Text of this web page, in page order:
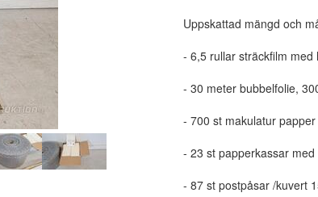
Uppskattad mängd och
- 6,5 rullar sträckfilm med
- 30 meter bubbelfolie,
- 700 st makulatur papper
- 23 st papperkassar
- 87 st postpåsar /kuvert